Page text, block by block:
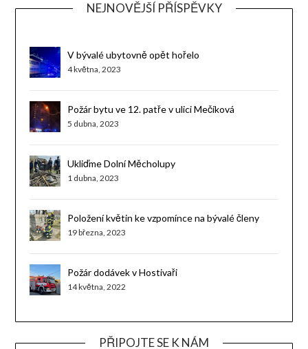
NEJNOVĚJŠÍ PŘÍSPĚVKY
V bývalé ubytovně opět hořelo
4 května, 2023
Požár bytu ve 12. patře v ulici Mečíková
5 dubna, 2023
Ukliďme Dolní Měcholupy
1 dubna, 2023
Položení květin ke vzpomínce na bývalé členy
19 března, 2023
Požár dodávek v Hostivaři
14 května, 2022
PŘIPOJTE SE K NÁM